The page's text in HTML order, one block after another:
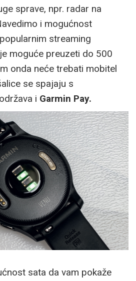
sprave, npr. radar na
i mogućnost
streaming
moguće preuzeti do 500
onda neće trebati mobitel
se spajaju s
i Garmin Pay.
sata da vam pokaže